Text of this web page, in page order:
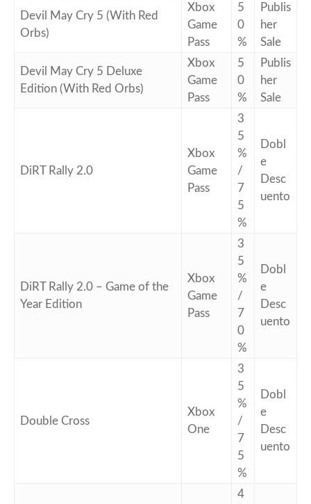
Devil May Cry 5 (With Red
Orbs)
Xbox
Game
Pass
5
0
%
Publis
her
Sale
Devil May Cry 5 Deluxe
Edition (With Red Orbs)
Xbox
Game
Pass
5
0
%
Publis
her
Sale
DiRT Rally 2.0
Xbox
Game
Pass
3
5
%
/
7
5
%
Dobl
e
Desc
uento
DiRT Rally 2.0 – Game of the
Year Edition
Xbox
Game
Pass
3
5
%
/
7
0
%
Dobl
e
Desc
uento
Double Cross
Xbox
One
3
5
%
/
7
5
%
Dobl
e
Desc
uento
4